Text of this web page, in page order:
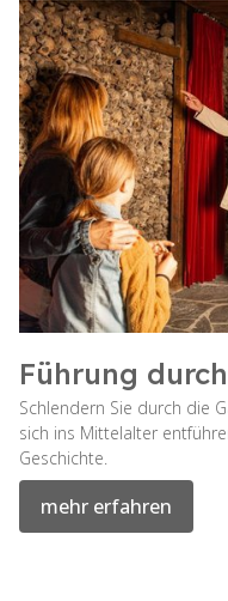
Führung
Schlendern Sie durch die
sich ins Mittelalter
Geschichte.
mehr erfahren